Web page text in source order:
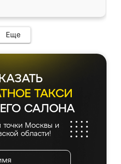
Еще
ТАКСИ
САЛОНА
точки Москвы и
области!